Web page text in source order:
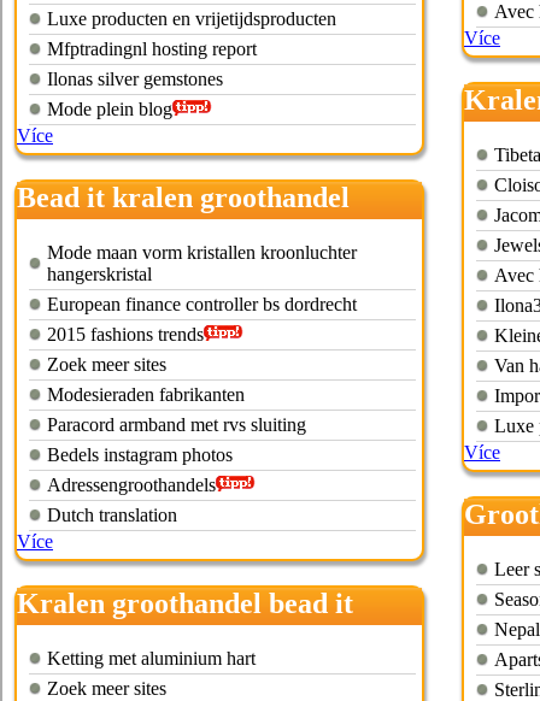
Luxe producten en vrijetijdsproducten
Mfptradingnl hosting report
Ilonas silver gemstones
Mode plein blog
Více
Bead it kralen groothandel
Mode maan vorm kristallen kroonluchter
hangerskristal
European finance controller bs dordrecht
2015 fashions trends
Zoek meer sites
Modesieraden fabrikanten
Paracord armband met rvs sluiting
Bedels instagram photos
Adressengroothandels
Dutch translation
Více
Kralen groothandel bead it
Ketting met aluminium hart
Zoek meer sites
Avec
Více
Avec
Van
Luxe
Více
Leer